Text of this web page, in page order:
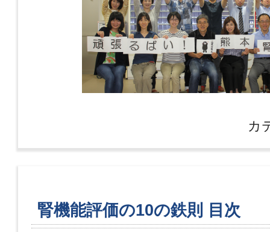
カ
腎機能評価の10の鉄則 目次